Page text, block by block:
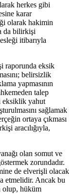
herkes gibi
karar
olarak hakimin
da bilirkişi
itibarıyla
raporunda eksik
belirsizlik
yapmasının
talep
eksiklik yahut
sağlamak
ortaya çıkması
aracılığıyla,
olan somut ve
zorundadır.
de elverişli olacak
etmelidir. Ancak bu
olup, hüküm